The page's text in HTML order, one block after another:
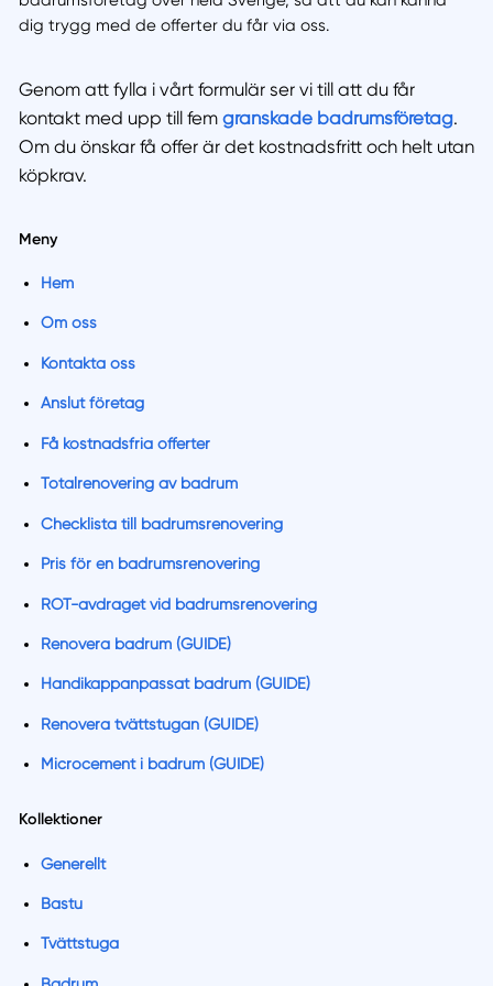
dig trygg med de offerter du får via oss.
Genom att fylla i vårt formulär ser vi till att du får
kontakt med upp till fem granskade badrumsföretag.
Om du önskar få offer är det kostnadsfritt och helt utan
köpkrav.
Meny
Hem
Om oss
Kontakta oss
Anslut företag
Få kostnadsfria offerter
Totalrenovering av badrum
Checklista till badrumsrenovering
Pris för en badrumsrenovering
ROT-avdraget vid badrumsrenovering
Renovera badrum (GUIDE)
Handikappanpassat badrum (GUIDE)
Renovera tvättstugan (GUIDE)
Microcement i badrum (GUIDE)
Kollektioner
Generellt
Bastu
Tvättstuga